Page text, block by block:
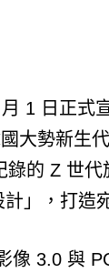
1 日正式
大勢新生
的 Z 世
」，打造
像 3.0 與